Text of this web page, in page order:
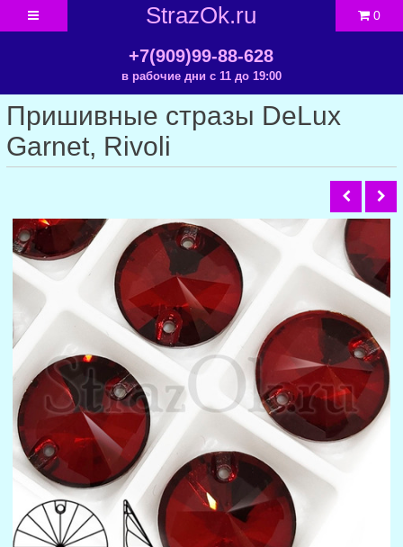
StrazOk.ru
+7(909)99-88-628
в рабочие дни с 11 до 19:00
0
Пришивные стразы DeLux
Garnet, Rivoli